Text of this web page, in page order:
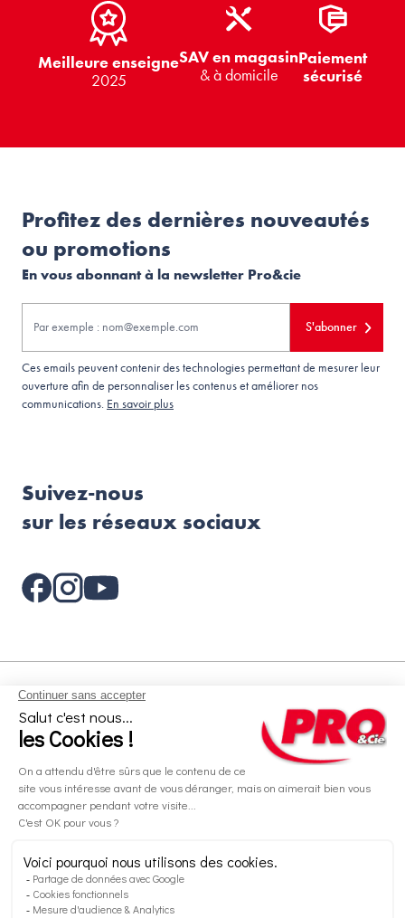
Meilleure enseigne
2025
SAV en magasin
& à domicile
Paiement
sécurisé
Profitez des dernières nouveautés
ou promotions
En vous abonnant à la newsletter Pro&cie
S'abonner
Ces emails peuvent contenir des technologies permettant de mesurer leur
ouverture afin de personnaliser les contenus et améliorer nos
communications. En savoir plus
Suivez-nous
sur les réseaux sociaux
Aides et informations
Services
Informations légales
Nos magasins